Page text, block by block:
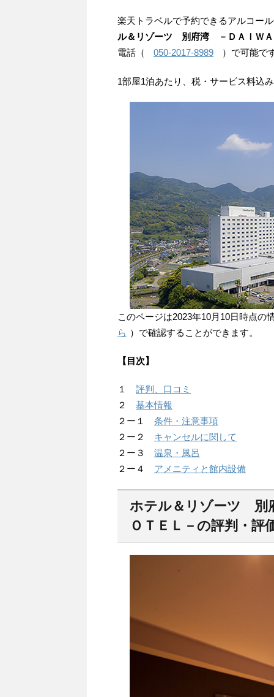
楽天トラベルで予約できるアルコー
ル＆リゾーツ 別府湾 －ＤＡＩＷ
電話（
050-2017-8989 ）で可能で
1部屋1泊あたり、税・サービス料込
このページは2023年10月10日時点の
ら ）で確認することができます。
【目次】
１ 評判、口コミ
２ 基本情報
２ー１ 条件・注意事項
２ー２ キャンセルに関して
２ー３ 温泉・風呂
２ー４ アメニティと館内設備
ホテル＆リゾーツ
ＯＴＥＬ－の評判・評